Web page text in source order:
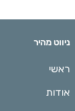
ניווט מהיר
ראשי
אודות